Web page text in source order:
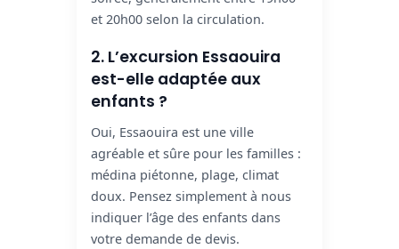
et 20h00 selon la circulation.
2. L’excursion Essaouira
est-elle adaptée aux
enfants ?
Oui, Essaouira est une ville
agréable et sûre pour les familles :
médina piétonne, plage, climat
doux. Pensez simplement à nous
indiquer l’âge des enfants dans
votre demande de devis.